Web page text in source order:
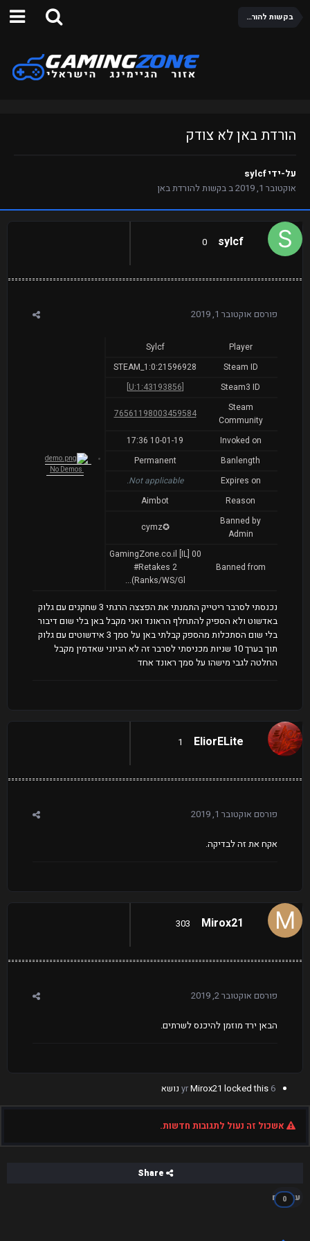
בקשות להורדת באן
הורדת באן לא צודק
על-ידיsylcf
אוקטובר 1, 2019
בבקשות להורדת באן
sylcf
0
פורסם אוקטובר 1, 2019
Player
Sylcf
No Demos
Steam ID
STEAM_1:0:21596928
Steam3 ID
[U:1:43193856]
Steam
Community
76561198003459584
Invoked on
10-01-19 17:36
Banlength
Permanent
Expires on
Not applicable.
Reason
Aimbot
Banned by
Admin
✪cymz
Banned from
00 [IL] GamingZone.co.il
#Retakes 2
(Ranks/WS/Gl...
נכנסתי לסרבר ריטייק התמנתי את הפצצה הרגתי 3 שחקנים עם גלוק
באדשוט ולא הספיק להתחלף הראונד ואני מקבל באן בלי שום דיבור
בלי שום הסתכלות מהספק קבלתי באן על סמך 3 אידשוטים עם גלוק
תוך בערך 10 שניות מכניסתי לסרבר זה לא הגיוני שאדמין מקבל
החלטה לגבי מישהו על סמך ראונד אחד
EliorELite
1
פורסם אוקטובר 1, 2019
אקח את זה לבדיקה.
Mirox21
303
פורסם אוקטובר 2, 2019
הבאן ירד מוזמן להיכנס לשרתים.
6 yr
Mirox21 locked this נושא
אשכול זה נעול לתגובות חדשות.
עוקבים
0